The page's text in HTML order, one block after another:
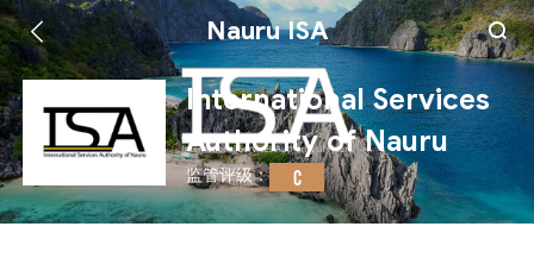
Nauru ISA
International Services
Authority of Nauru
监管评级： C